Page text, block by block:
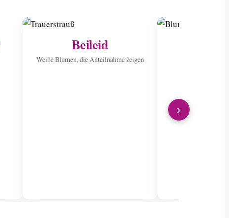
Beileid
Weiße Blumen, die Anteilnahme zeigen
›